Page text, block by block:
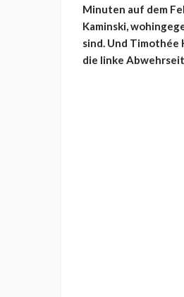
Minuten auf dem
Kaminski,
sind. Und
die linke